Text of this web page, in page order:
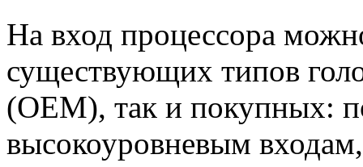
На вход процессора
существующих типов
(OEM), так и покупных:
высокоуровневым